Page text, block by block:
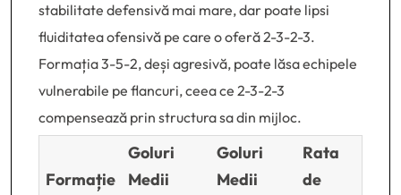
stabilitate defensivă mai mare, dar poate lipsi
fluiditatea ofensivă pe care o oferă 2-3-2-3.
Formația 3-5-2, deși agresivă, poate lăsa echipele
vulnerabile pe flancuri, ceea ce 2-3-2-3
compensează prin structura sa din mijloc.
Formație
Goluri
Medii
Goluri
Medii
Rata
de